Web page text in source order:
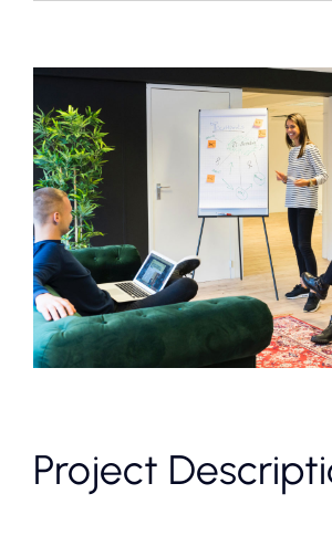
View
Larger
Image
Project